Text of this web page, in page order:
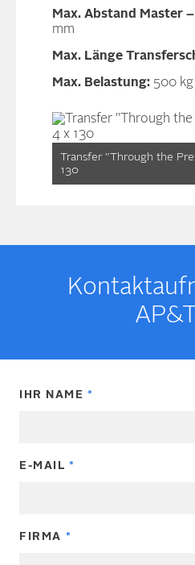
Max. Abstand Master
mm
Max. Länge
Max. Belastung: 500 kg
Transfer ”Through the
130
AP&T
IHR NAME
E-MAIL
FIRMA